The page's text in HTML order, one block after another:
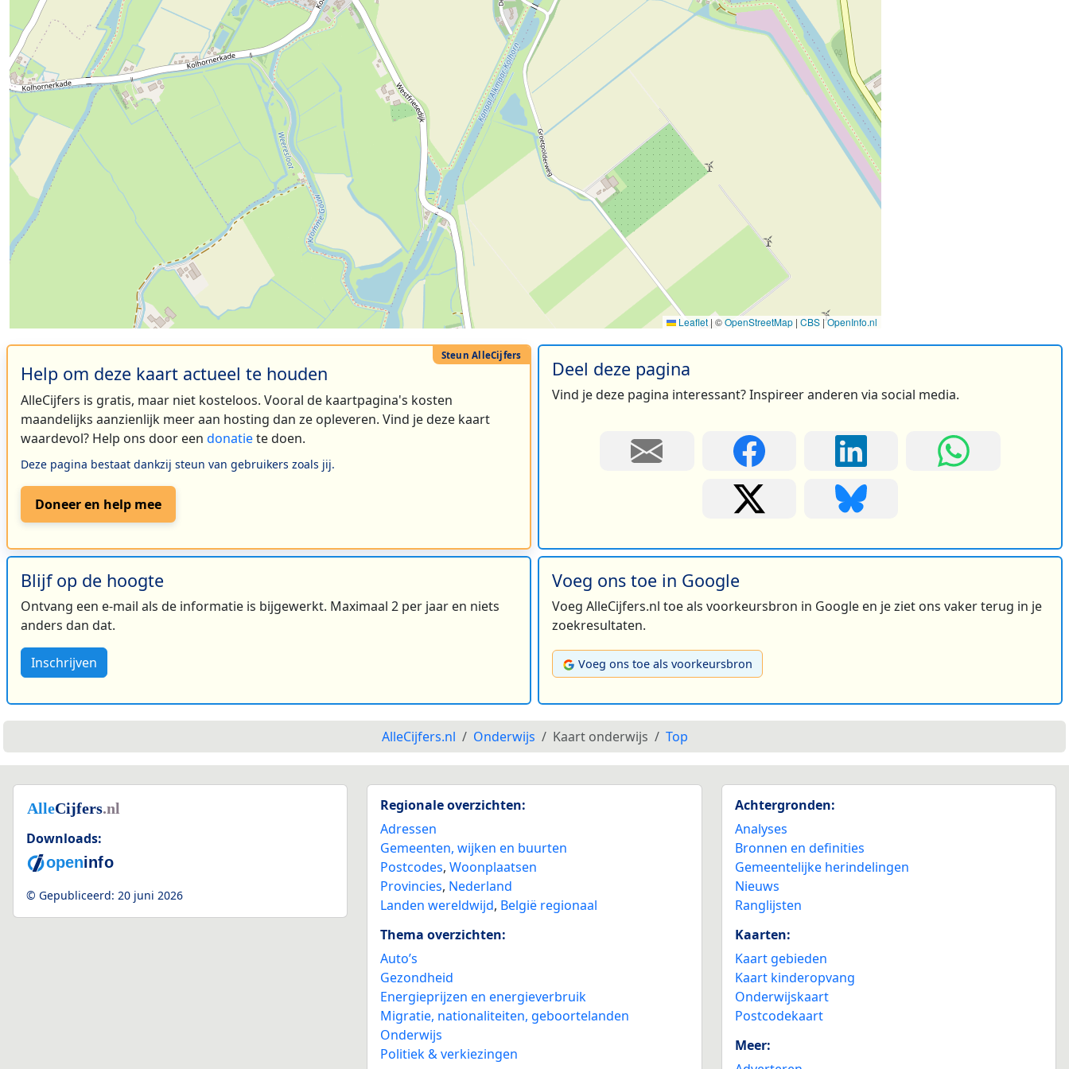
Leaflet | ©OpenStreetMap | CBS |OpenInfo.nl
Help om deze kaart actueel te houden
AlleCijfers is gratis, maar niet kosteloos. Vooral de kaartpagina's kosten
maandelijks aanzienlijk meer aan hosting dan ze opleveren. Vind je deze kaart
waardevol? Help ons door een donatiete doen.
Deze pagina bestaat dankzij steun van gebruikers zoals jij.
Doneer en help mee
Deel deze pagina
Vind je deze pagina interessant? Inspireer anderen via social media.
Blijf op de hoogte
Ontvang een e-mail als de informatie is bijgewerkt. Maximaal 2 per jaar en niets
anders dan dat.
Inschrijven
Voeg ons toe in Google
Voeg AlleCijfers.nl toe als voorkeursbron in Google en je ziet ons vaker terug in je
zoekresultaten.
Voeg ons toe als voorkeursbron
AlleCijfers.nl Onderwijs Kaart onderwijs Top
Downloads:
© Gepubliceerd: 20 juni 2026
Regionale overzichten:
Adressen
Gemeenten, wijken en buurten
Postcodes,Woonplaatsen
Provincies, Nederland
Landen wereldwijd, België regionaal
Thema overzichten:
Auto’s
Gezondheid
Energieprijzen en energieverbruik
Migratie, nationaliteiten, geboortelanden
Onderwijs
Politiek & verkiezingen
Achtergronden:
Analyses
Bronnen en definities
Gemeentelijke herindelingen
Nieuws
Ranglijsten
Kaarten:
Kaart gebieden
Kaart kinderopvang
Onderwijskaart
Postcodekaart
Meer: